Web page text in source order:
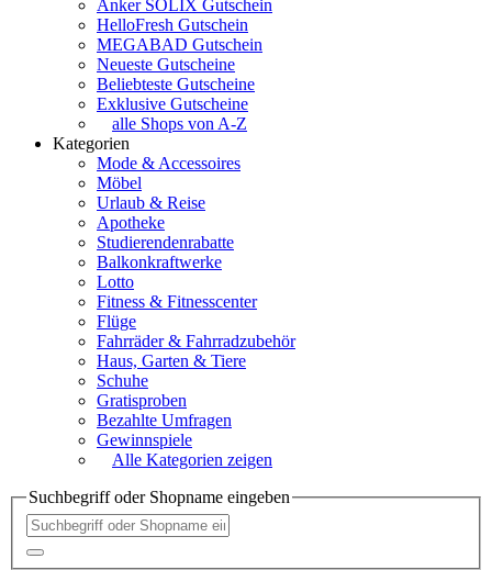
Anker SOLIX Gutschein
HelloFresh Gutschein
MEGABAD Gutschein
Neueste Gutscheine
Beliebteste Gutscheine
Exklusive Gutscheine
alle Shops von A-Z
Kategorien
Mode & Accessoires
Möbel
Urlaub & Reise
Apotheke
Studierendenrabatte
Balkonkraftwerke
Lotto
Fitness & Fitnesscenter
Flüge
Fahrräder & Fahrradzubehör
Haus, Garten & Tiere
Schuhe
Gratisproben
Bezahlte Umfragen
Gewinnspiele
Alle Kategorien zeigen
Suchbegriff oder Shopname eingeben